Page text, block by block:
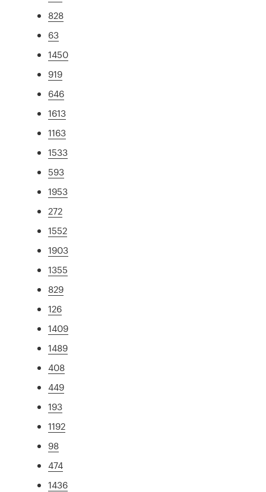
828
63
1450
919
646
1613
1163
1533
593
1953
272
1552
1903
1355
829
126
1409
1489
408
449
193
1192
98
474
1436